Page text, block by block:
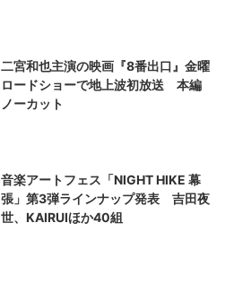
二宮和也主演の映画『8番出口』金曜
ロードショーで地上波初放送 本編
ノーカット
音楽アートフェス「NIGHT HIKE 幕
張」第3弾ラインナップ発表 吉田夜
世、KAIRUIほか40組